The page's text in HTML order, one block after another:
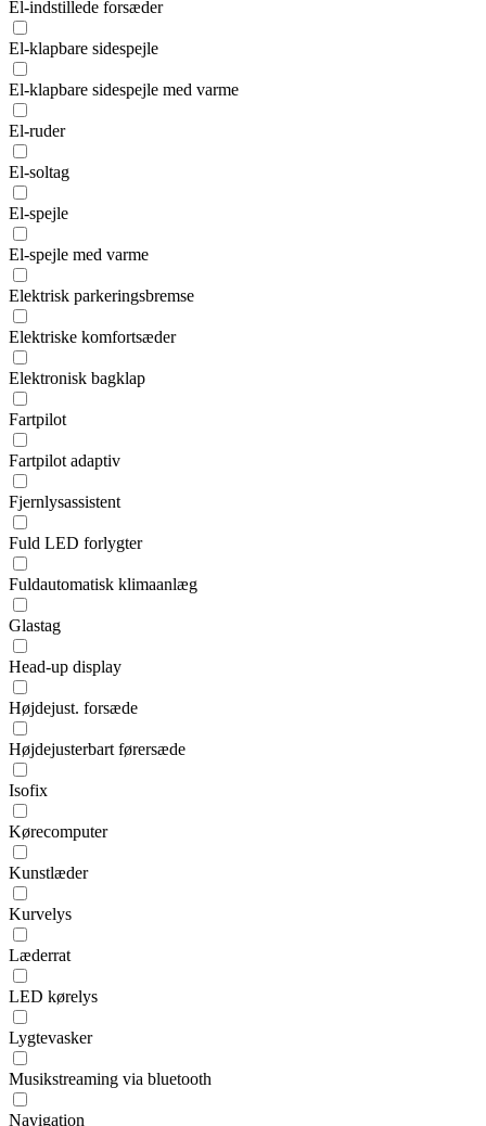
El-indstillede forsæder
El-klapbare sidespejle
El-klapbare sidespejle med varme
El-ruder
El-soltag
El-spejle
El-spejle med varme
Elektrisk parkeringsbremse
Elektriske komfortsæder
Elektronisk bagklap
Fartpilot
Fartpilot adaptiv
Fjernlysassistent
Fuld LED forlygter
Fuldautomatisk klimaanlæg
Glastag
Head-up display
Højdejust. forsæde
Højdejusterbart førersæde
Isofix
Kørecomputer
Kunstlæder
Kurvelys
Læderrat
LED kørelys
Lygtevasker
Musikstreaming via bluetooth
Navigation